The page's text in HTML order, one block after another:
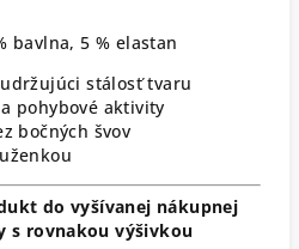
bavlna, 5 % elastan
stálosť tvaru
pohybové aktivity
bočných švov
do vyšívanej nákupnej
s rovnakou výšivkou